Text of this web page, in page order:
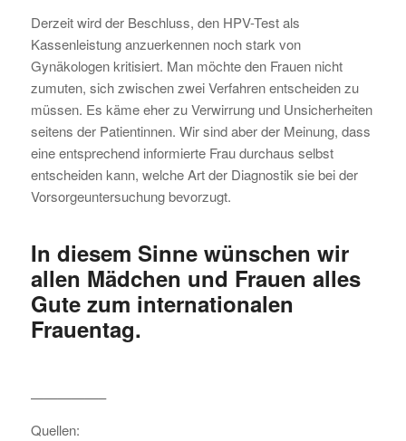
Derzeit wird der Beschluss, den HPV-Test als
Kassenleistung anzuerkennen noch stark von
Gynäkologen kritisiert. Man möchte den Frauen nicht
zumuten, sich zwischen zwei Verfahren entscheiden zu
müssen. Es käme eher zu Verwirrung und Unsicherheiten
seitens der Patientinnen. Wir sind aber der Meinung, dass
eine entsprechend informierte Frau durchaus selbst
entscheiden kann, welche Art der Diagnostik sie bei der
Vorsorgeuntersuchung bevorzugt.
In diesem Sinne wünschen wir
allen Mädchen und Frauen alles
Gute zum internationalen
Frauentag.
—————–
Quellen: